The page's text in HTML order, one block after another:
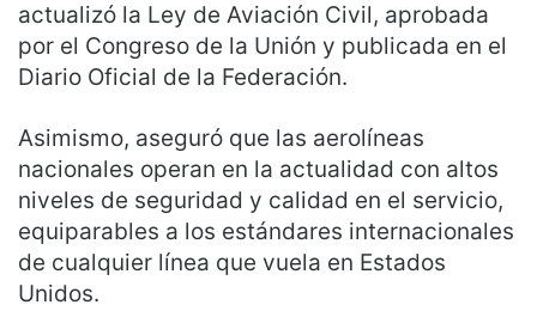
actualizó la Ley de Aviación Civil, aprobada
por el Congreso de la Unión y publicada en el
Diario Oficial de la Federación.
Asimismo, aseguró que las aerolíneas
nacionales operan en la actualidad con altos
niveles de seguridad y calidad en el servicio,
equiparables a los estándares internacionales
de cualquier línea que vuela en Estados
Unidos.